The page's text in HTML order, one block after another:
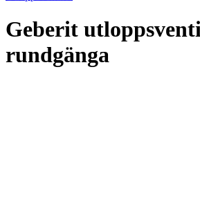
Geberit
rundgänga